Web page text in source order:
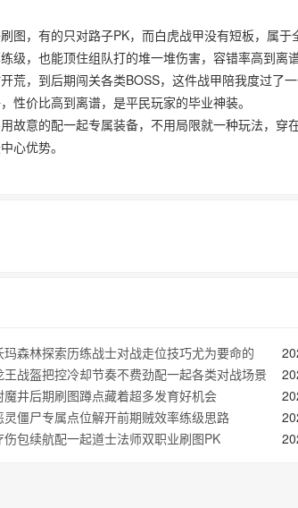
图，有的只对路子PK，而白虎战甲没有短板，属于
，也能顶住组队打的堆一堆伤害，容错率高到离谱
荒，到后期闯关各类BOSS，这件战甲陪我度过了
价比高到离谱，是平民玩家的毕业神装。
故意的配一起专属装备，不用局限就一种玩法，穿
心优势。
玛森林探索历练战士对战走位技巧尤为要命的
王战盔把控冷却节奏不费劲配一起各类对战场景
魔井后期刷图蹲点藏着超多发育好机会
灵僵尸专属点位解开前期贼效率练级思路
伤包续航配一起道士法师双职业刷图PK